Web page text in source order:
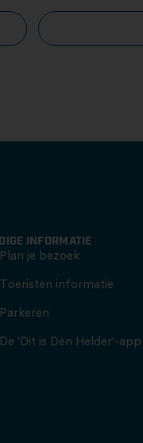
INFORMATIE
Plan je bezoek
Toeristen informatie
Parkeren
De 'Dit is Den Helder'-app